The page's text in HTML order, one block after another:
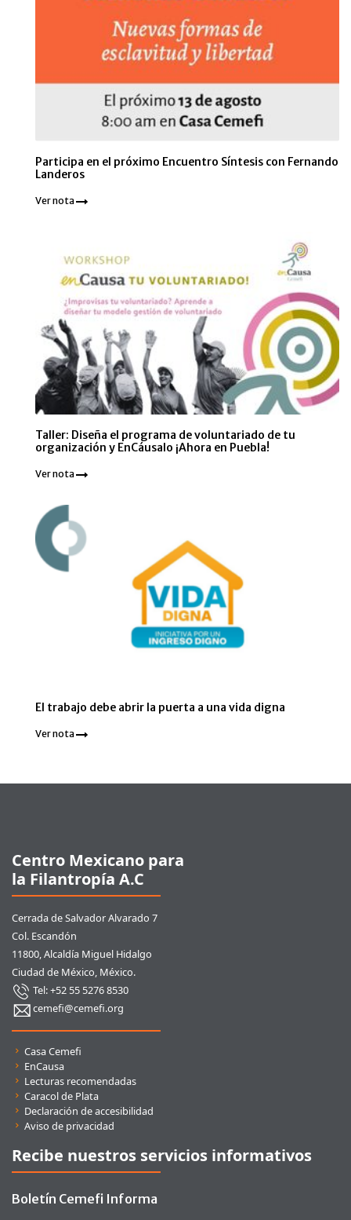
Participa en el próximo Encuentro Síntesis con Fernando
Landeros
Ver nota
Taller: Diseña el programa de voluntariado de tu
organización y EnCáusalo ¡Ahora en Puebla!
Ver nota
El trabajo debe abrir la puerta a una vida digna
Ver nota
Centro Mexicano para
la Filantropía A.C
Cerrada de Salvador Alvarado 7
Col. Escandón
11800, Alcaldía Miguel Hidalgo
Ciudad de México, México.
Tel: +52 55 5276 8530
cemefi@cemefi.org
Enlaces rápidos
Casa Cemefi
EnCausa
Lecturas recomendadas
Caracol de Plata
Declaración de accesibilidad
Aviso de privacidad
Recibe nuestros servicios informativos
Boletín Cemefi Informa